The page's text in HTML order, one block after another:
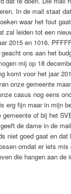
In de mail staat
waar het fout
zal leiden tot een
2015 en 1016.
ons aan het
mij op 18
komt voor het jaar
onze gemeente
casus nog eens
erg fijn maar in mijn
gemeente of bij het
de dame in de
niet goed gaat en dat
omdat er iets mis
die hangen aan de